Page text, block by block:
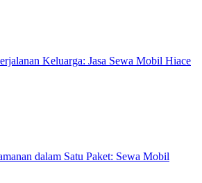
Keluarga: Jasa Sewa Mobil Hiace
dalam Satu Paket: Sewa Mobil